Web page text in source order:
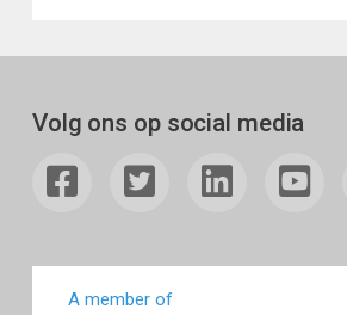
Volg ons op social media
A member of